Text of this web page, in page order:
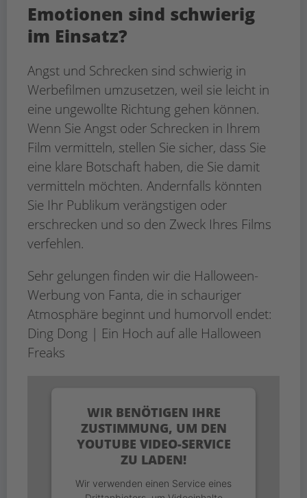
Emotionen sind schwierig
im Einsatz?
Angst und Schrecken sind schwierig in
Werbefilmen umzusetzen, weil sie leicht in
eine ungewollte Richtung gehen können.
Wenn Sie Angst oder Schrecken in Ihrem
Film vermitteln, stellen Sie sicher, dass Sie
eine klare Botschaft haben, die Sie damit
vermitteln möchten. Andernfalls könnten
Sie Ihr Publikum verängstigen oder
erschrecken und so den Zweck Ihres Films
verfehlen.
Sehr gelungen finden wir die Halloween-
Werbung von Fanta, die in schauriger
Atmosphäre beginnt und humorvoll endet:
Ding Dong | Ein Hoch auf alle Halloween
Freaks
WIR BENÖTIGEN IHRE
ZUSTIMMUNG, UM DEN
YOUTUBE VIDEO-SERVICE
ZU LADEN!
Wir verwenden einen Service eines